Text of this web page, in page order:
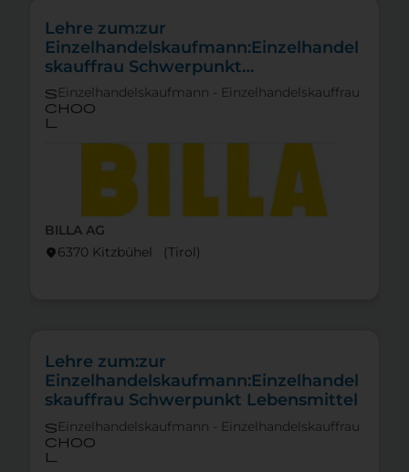
BILLA AG
location_on6370 Kitzbühel (Tirol)
Lehre zum:zur
Einzelhandelskaufmann:Einzelhandel
skauffrau Schwerpunkt
Feinkostfachverkauf
s
choo
l
Einzelhandelskaufmann - Einzelhandelskauffrau
Lehre zum:zur
Einzelhandelskaufmann:Einzelhandel
skauffrau Schwerpunkt Lebensmittel
s
choo
l
Einzelhandelskaufmann - Einzelhandelskauffrau